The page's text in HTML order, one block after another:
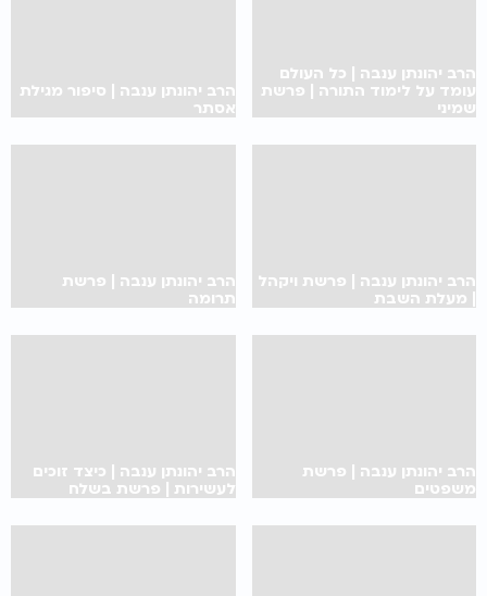
הרב יהונתן ענבה | כל העולם
עומד על לימוד התורה | פרשת
שמיני
הרב יהונתן ענבה | סיפור מגילת
אסתר
הרב יהונתן ענבה | פרשת ויקהל
| מעלת השבת
הרב יהונתן ענבה | פרשת
תרומה
הרב יהונתן ענבה | פרשת
משפטים
הרב יהונתן ענבה | כיצד זוכים
לעשירות | פרשת בשלח